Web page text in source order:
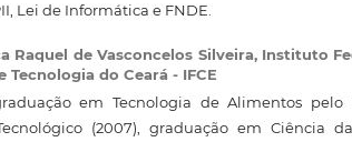
Lei de Informática e FNDE.
Raquel de Vasconcelos Silveira, Instituto
Tecnologia do Ceará - IFCE
em Tecnologia de Alimentos
(2007), graduação em Ciência